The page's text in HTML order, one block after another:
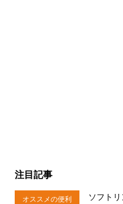
注目記事
オススメの便利
ソフト